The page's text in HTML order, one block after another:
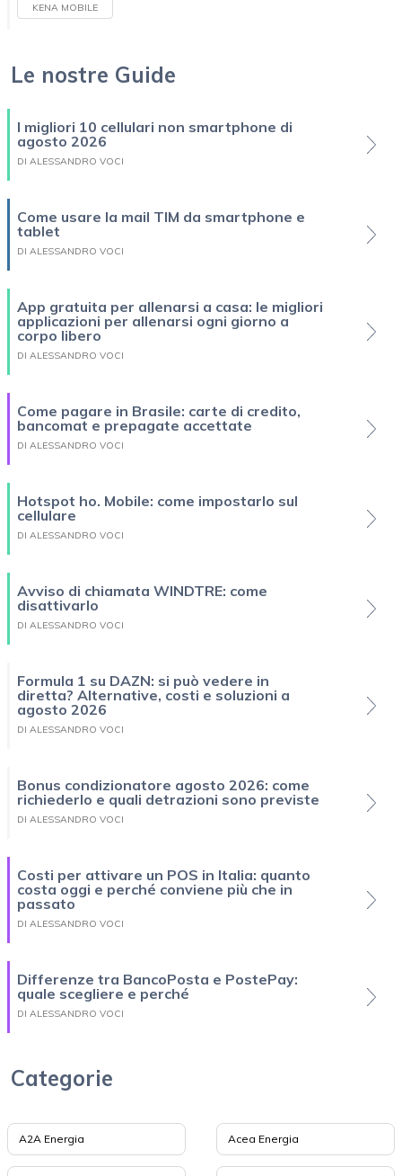
KENA MOBILE
Le nostre Guide
I migliori 10 cellulari non smartphone di
agosto 2026
DI ALESSANDRO VOCI
Come usare la mail TIM da smartphone e
tablet
DI ALESSANDRO VOCI
App gratuita per allenarsi a casa: le migliori
applicazioni per allenarsi ogni giorno a
corpo libero
DI ALESSANDRO VOCI
Come pagare in Brasile: carte di credito,
bancomat e prepagate accettate
DI ALESSANDRO VOCI
Hotspot ho. Mobile: come impostarlo sul
cellulare
DI ALESSANDRO VOCI
Avviso di chiamata WINDTRE: come
disattivarlo
DI ALESSANDRO VOCI
Formula 1 su DAZN: si può vedere in
diretta? Alternative, costi e soluzioni a
agosto 2026
DI ALESSANDRO VOCI
Bonus condizionatore agosto 2026: come
richiederlo e quali detrazioni sono previste
DI ALESSANDRO VOCI
Costi per attivare un POS in Italia: quanto
costa oggi e perché conviene più che in
passato
DI ALESSANDRO VOCI
Differenze tra BancoPosta e PostePay:
quale scegliere e perché
DI ALESSANDRO VOCI
Categorie
A2A Energia Acea Energia